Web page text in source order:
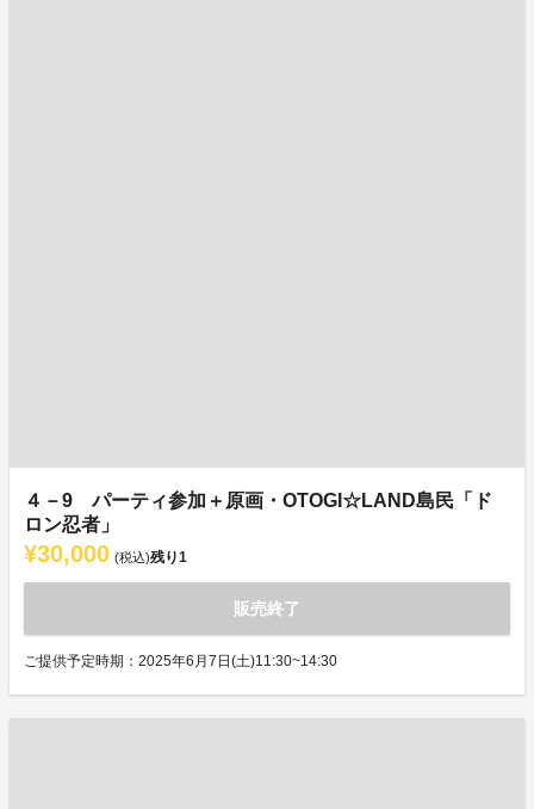
４－9 パーティ参加＋原画・OTOGI☆LAND島民「ド
ロン忍者」
¥30,000 (税込)残り1
販売終了
ご提供予定時期：2025年6月7日(土)11:30~14:30